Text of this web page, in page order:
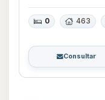
0 463
Consultar